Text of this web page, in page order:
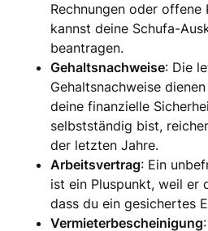
Rechnungen oder offene
kannst deine Schufa-
beantragen.
Gehaltsnachweise: Die
Gehaltsnachweise
deine finanzielle
selbstständig bist,
der letzten Jahre.
Arbeitsvertrag: Ein
ist ein Pluspunkt, weil er
dass du ein gesichertes
Vermieterbescheinigung